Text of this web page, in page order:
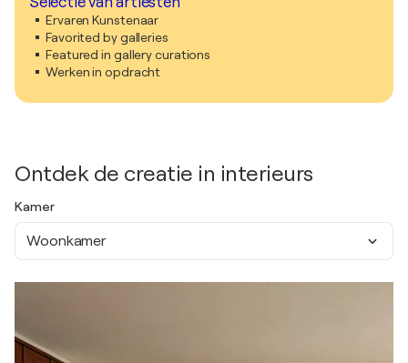
Ervaren Kunstenaar
Favorited by galleries
Featured in gallery curations
Werken in opdracht
Ontdek de creatie in interieurs
Kamer
Woonkamer